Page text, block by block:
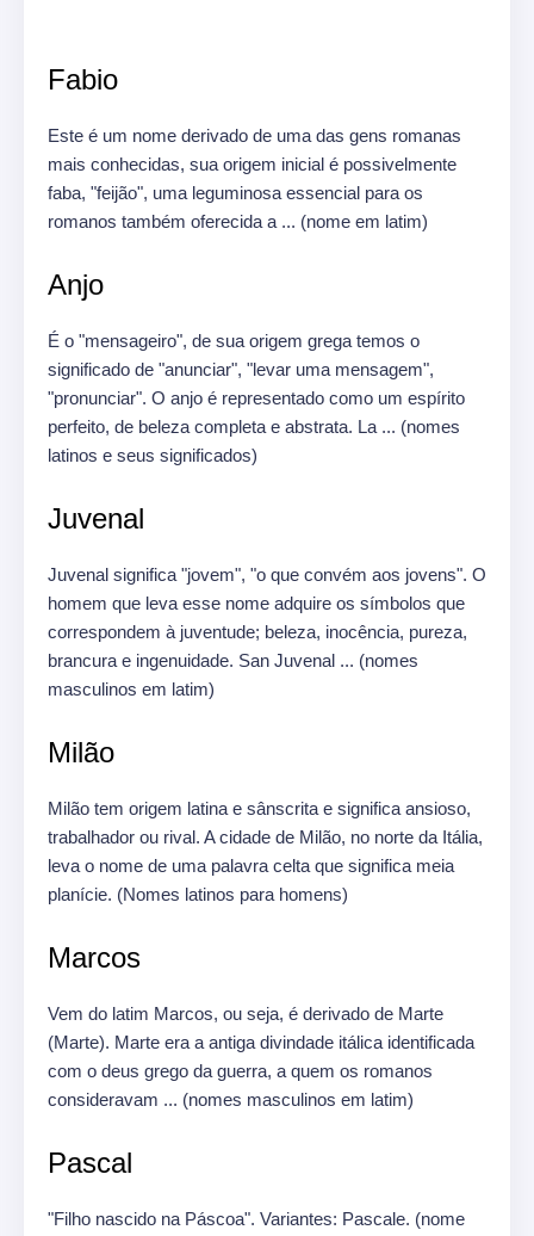
Fabio
Este é um nome derivado de uma das gens romanas
mais conhecidas, sua origem inicial é possivelmente
faba, "feijão", uma leguminosa essencial para os
romanos também oferecida a ... (nome em latim)
Anjo
É o "mensageiro", de sua origem grega temos o
significado de "anunciar", "levar uma mensagem",
"pronunciar". O anjo é representado como um espírito
perfeito, de beleza completa e abstrata. La ... (nomes
latinos e seus significados)
Juvenal
Juvenal significa "jovem", "o que convém aos jovens". O
homem que leva esse nome adquire os símbolos que
correspondem à juventude; beleza, inocência, pureza,
brancura e ingenuidade. San Juvenal ... (nomes
masculinos em latim)
Milão
Milão tem origem latina e sânscrita e significa ansioso,
trabalhador ou rival. A cidade de Milão, no norte da Itália,
leva o nome de uma palavra celta que significa meia
planície. (Nomes latinos para homens)
Marcos
Vem do latim Marcos, ou seja, é derivado de Marte
(Marte). Marte era a antiga divindade itálica identificada
com o deus grego da guerra, a quem os romanos
consideravam ... (nomes masculinos em latim)
Pascal
"Filho nascido na Páscoa". Variantes: Pascale. (nome